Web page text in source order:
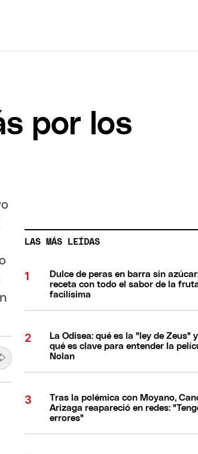
por los
LAS MÁS LEÍDAS
Dulce de peras en barra sin
receta con todo el sabor de la
facilísima
La Odisea: qué es la "ley de Zeus"
qué es clave para entender la
Nolan
Tras la polémica con Moyano,
Arizaga reapareció en redes:
errores"